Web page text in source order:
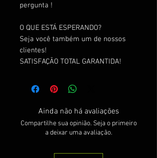
pergunta !
O QUE ESTÁ ESPERANDO?
Seja você também um de nossos
clientes!
SATISFAÇÃO TOTAL GARANTIDA!
Ainda não há avaliações
Compartilhe sua opinião. Seja o primeiro
a deixar uma avaliação.